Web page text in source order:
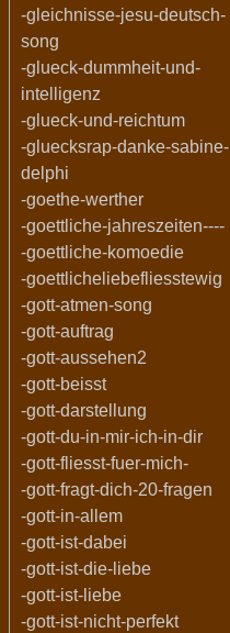
-gleichnisse-jesu-deutsch-
song
-glueck-dummheit-und-
intelligenz
-glueck-und-reichtum
-gluecksrap-danke-sabine-
delphi
-goethe-werther
-goettliche-jahreszeiten----
-goettliche-komoedie
-goettlicheliebefliesstewig
-gott-atmen-song
-gott-auftrag
-gott-aussehen2
-gott-beisst
-gott-darstellung
-gott-du-in-mir-ich-in-dir
-gott-fliesst-fuer-mich-
-gott-fragt-dich-20-fragen
-gott-in-allem
-gott-ist-dabei
-gott-ist-die-liebe
-gott-ist-liebe
-gott-ist-nicht-perfekt